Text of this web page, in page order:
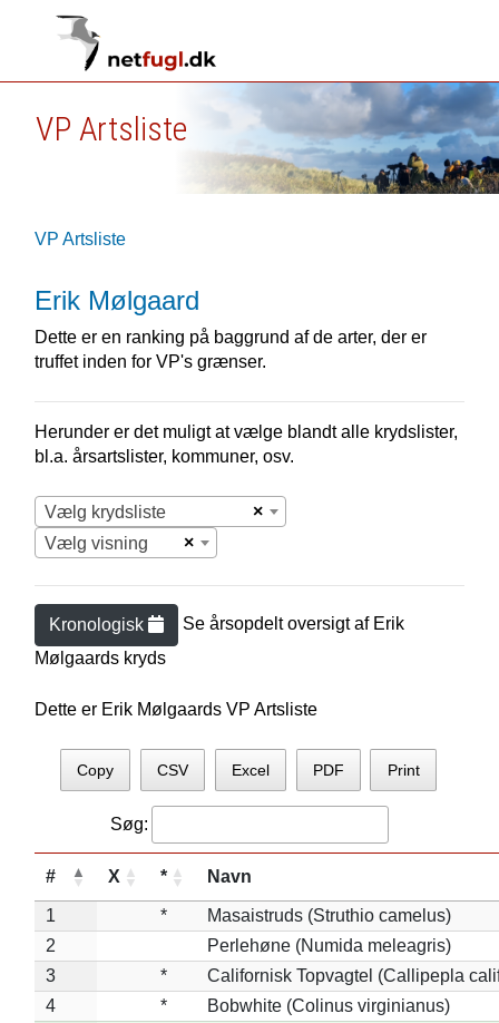
VP Artsliste
VP Artsliste
Erik Mølgaard
Dette er en ranking på baggrund af de arter, der er
truffet inden for VP's grænser.
Herunder er det muligt at vælge blandt alle krydslister,
bl.a. årsartslister, kommuner, osv.
×
Vælg krydsliste
×
Vælg visning
Kronologisk Se årsopdelt oversigt af Erik
Mølgaards kryds
Dette er Erik Mølgaards VP Artsliste
Copy CSV Excel PDF Print
Søg:
# X * Navn
1 *
Masaistruds (Struthio camelus)
2
Perlehøne (Numida meleagris)
3
*
Californisk Topvagtel (Callipepla
4
*
Bobwhite (Colinus virginianus)